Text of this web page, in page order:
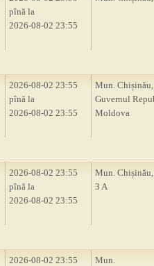
pînă la
2026-08-02 23:55
2026-08-02 23:55
pînă la
2026-08-02 23:55
Mun.
Guvernul
Moldova
2026-08-02 23:55
pînă la
2026-08-02 23:55
Mun.
3 A
2026-08-02 23:55
Mun.